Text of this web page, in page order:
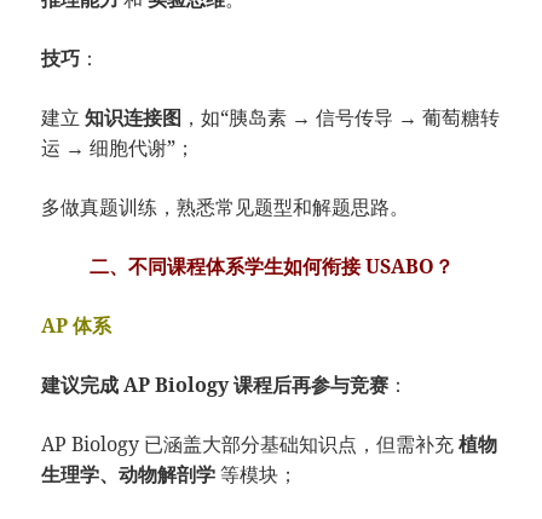
技巧 ：
建立知识连接图 ，如“胰岛素 → 信号传导 → 葡萄糖转
运 → 细胞代谢”；
多做真题训练，熟悉常见题型和解题思路。
二、不同课程体系学生如何衔接 USABO？
AP 体系
建议完成 AP Biology 课程后再参与竞赛 ：
AP Biology 已涵盖大部分基础知识点，但需补充植物
生理学、动物解剖学等模块；